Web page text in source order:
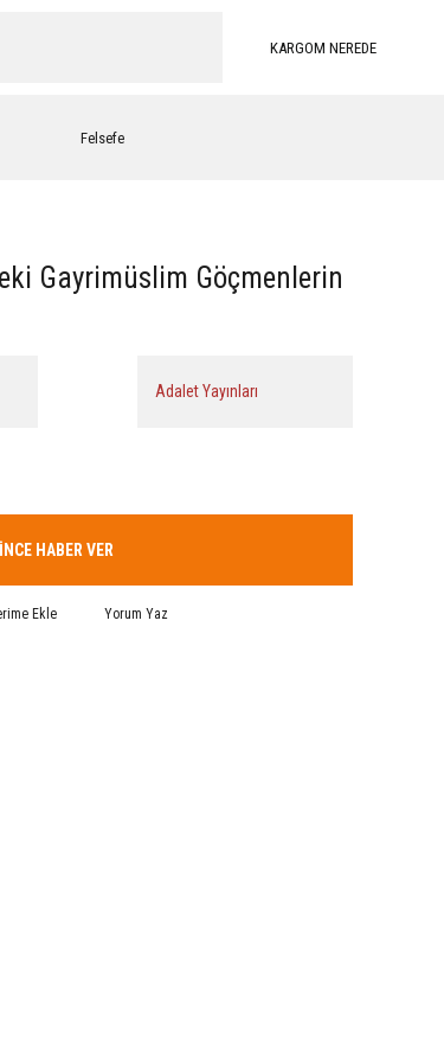
KARGOM NEREDE
Felsefe
Gayrimüslim Göçmenlerin
Adalet Yayınları
HABER VER
Yorum Yaz